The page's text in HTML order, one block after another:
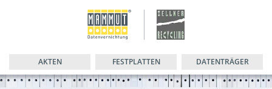
AKTEN FESTPLATTEN DATENTRÄGER